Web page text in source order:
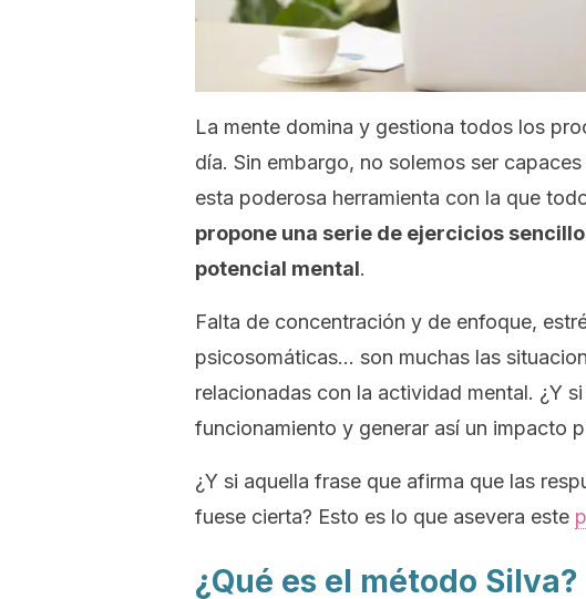
La mente domina y gestiona todos los
día. Sin embargo, no solemos ser
esta poderosa herramienta con la que
propone una serie de ejercicios
potencial mental.
Falta de concentración y de enfoque,
psicosomáticas… son muchas las
relacionadas con la actividad mental. ¿Y
funcionamiento y generar así un impacto
¿Y si aquella frase que afirma que las
fuese cierta? Esto es lo que asevera este
¿Qué es el método Silva?